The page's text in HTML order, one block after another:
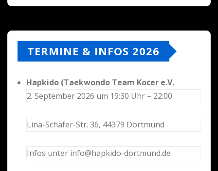
TERMINE & INFOS 2026
Hapkido (Taekwondo Team Kocer e.V.
2. September 2026 um 19:30 Uhr – 22:00
Lina-Schäfer-Str. 36, 44379 Dortmund
Infos unter info@hapkido-dortmund.de